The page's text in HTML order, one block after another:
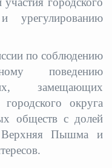
по соблюдению
поведению
замещающих
округа
обществ с долей
Верхняя Пышма и